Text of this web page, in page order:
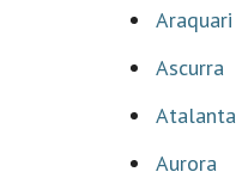
Araquari
Ascurra
Atalanta
Aurora